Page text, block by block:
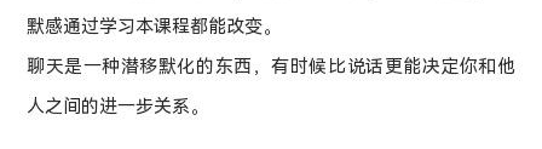
默感通过学习本课程都能改变。
聊天是一种潜移默化的东西，有时候比说话更能决定你和他
人之间的进一步关系。